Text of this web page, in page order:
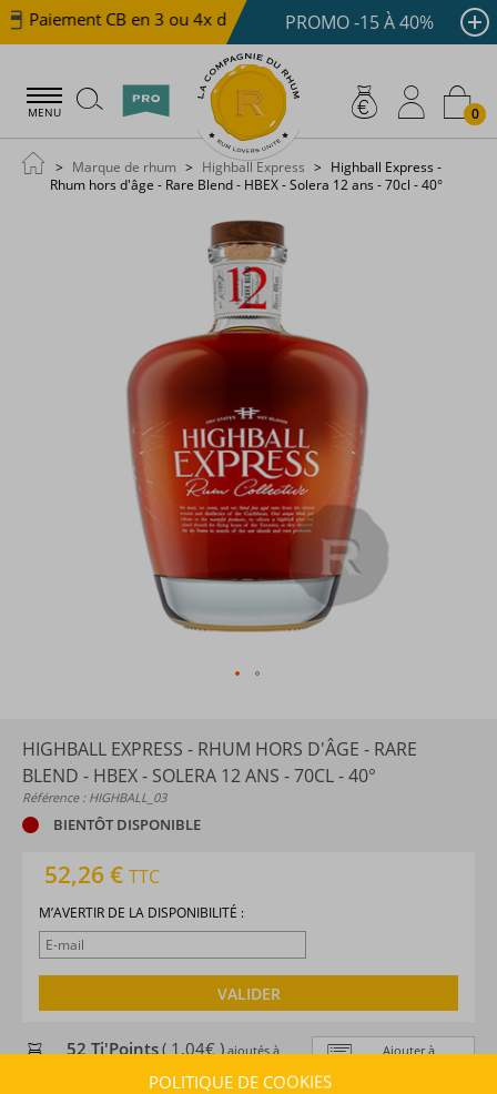
Paiement CB en 3 ou 4x dès 100 € Livraison offerte
PROMO -15 À 40%
MENU 0
Marque de rhum Highball Express
Highball Express -
Rhum hors d'âge - Rare Blend - HBEX - Solera 12 ans - 70cl - 40°
HIGHBALL EXPRESS - RHUM HORS D'ÂGE - RARE
BLEND - HBEX - SOLERA 12 ANS - 70CL - 40°
Référence : HIGHBALL_03
BIENTÔT DISPONIBLE
52,26 € TTC
M’AVERTIR DE LA DISPONIBILITÉ :
VALIDER
Ajouter à
52 Ti'Points( 1,04€ ) ajoutés à
POLITIQUE DE COOKIES